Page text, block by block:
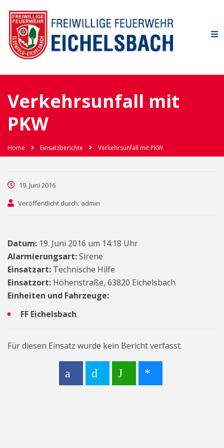
Verkehrsunfall mit
PKW
Home Einsatzberichte Verkehrsunfall mit PKW
19. Juni 2016
Veröffentlicht durch: admin
Datum: 19. Juni 2016 um 14:18 Uhr
Alarmierungsart:Sirene
Einsatzart: Technische Hilfe
Einsatzort: Höhenstraße, 63820 Eichelsbach
Einheiten und Fahrzeuge:
FF Eichelsbach
Für diesen Einsatz wurde kein Bericht verfasst.